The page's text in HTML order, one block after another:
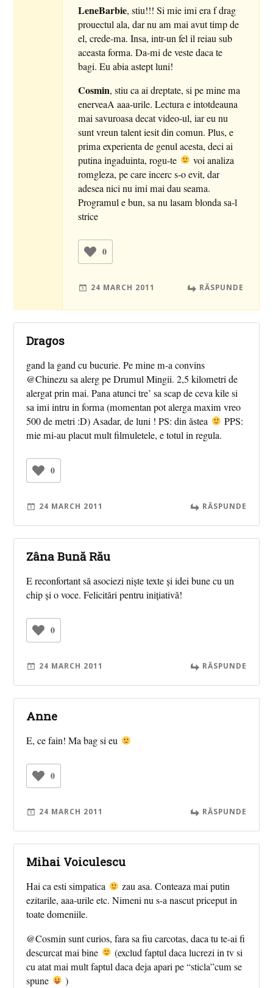
LeneBarbie, stiu!!! Si mie imi era f drag
prouectul ala, dar nu am mai avut timp de
el, crede-ma. Insa, intr-un fel il reiau sub
aceasta forma. Da-mi de veste daca te
bagi. Eu abia astept luni!
Cosmin, stiu ca ai dreptate, si pe mine ma
enerveaA aaa-urile. Lectura e intotdeauna
mai savuroasa decat video-ul, iar eu nu
sunt vreun talent iesit din comun. Plus, e
prima experienta de genul acesta, deci ai
putina ingaduinta, rogu-te
voi analiza
romgleza, pe care incerc s-o evit, dar
adesea nici nu imi mai dau seama.
Programul e bun, sa nu lasam blonda sa-l
strice
0
24 MARCH 2011 RĂSPUNDE
Dragos
gand la gand cu bucurie. Pe mine m-a convins
@Chinezu sa alerg pe Drumul Mingii. 2,5 kilometri de
alergat prin mai. Pana atunci tre’ sa scap de ceva kile si
sa imi intru in forma (momentan pot alerga maxim vreo
500 de metri :D) Asadar, de luni ! PS: din ăstea
PPS:
mie mi-au placut mult filmuletele, e totul in regula.
0
24 MARCH 2011 RĂSPUNDE
Zâna Bună Rău
E reconfortant să asociezi niște texte și idei bune cu un
chip și o voce. Felicitări pentru inițiativă!
0
24 MARCH 2011 RĂSPUNDE
Anne
E, ce fain! Ma bag si eu
0
24 MARCH 2011 RĂSPUNDE
Mihai Voiculescu
Hai ca esti simpatica
zau asa. Conteaza mai putin
ezitarile, aaa-urile etc. Nimeni nu s-a nascut priceput in
toate domeniile.
@Cosmin sunt curios, fara sa fiu carcotas, daca tu te-ai fi
descurcat mai bine
(exclud faptul daca lucrezi in tv si
cu atat mai mult faptul daca deja apari pe “sticla”cum se
spune
)